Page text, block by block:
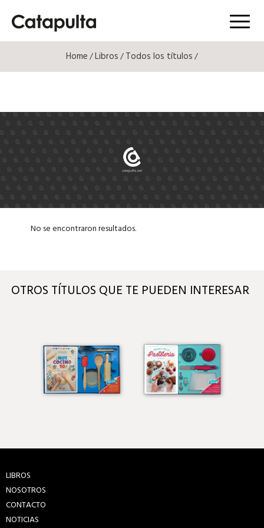
Menú
Home/Libros/Todos los títulos/
No se encontraron resultados.
OTROS TÍTULOS QUE TE PUEDEN INTERESAR
LIBROS
NOSOTROS
CONTACTO
NOTICIAS